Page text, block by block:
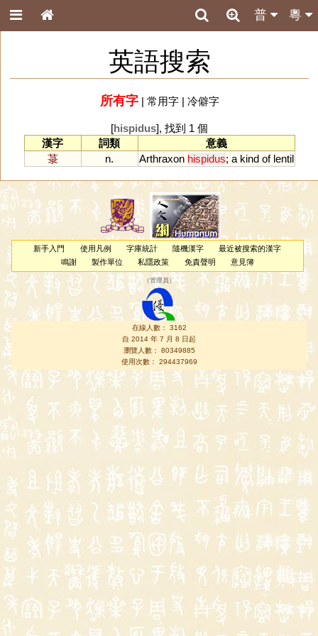
粵
普
英語搜索
所有字| 常用字| 冷僻字
[hispidus], 找到 1 個
漢字
詞類
意義
菉
n. Arthraxon hispidus; a kind of lentil
新手入門 使用凡例 字庫統計 隨機漢字
最近被搜索的漢字
鳴謝
製作單位 私隱政策 免責聲明 意見簿
（管理員 ）
在線人數： 3162
自 2014 年 7 月 8 日起
瀏覽人數： 80349885
使用次數： 294437969